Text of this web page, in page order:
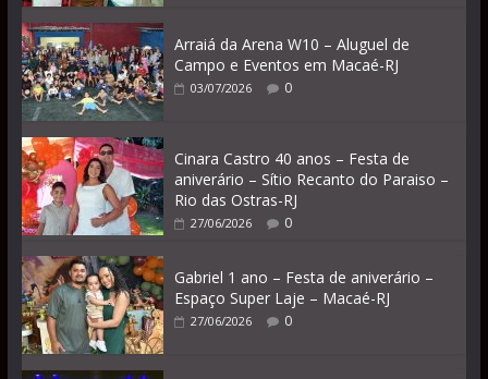
Arraiá da Arena W10 – Aluguel de
Campo e Eventos em Macaé-RJ
03/07/2026 0
Cinara Castro 40 anos – Festa de
aniverário – Sítio Recanto do Paraiso –
Rio das Ostras-RJ
27/06/2026 0
Gabriel 1 ano – Festa de aniverário –
Espaço Super Laje – Macaé-RJ
27/06/2026 0